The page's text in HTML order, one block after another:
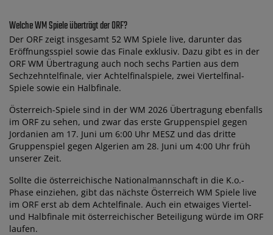
Welche WM Spiele überträgt der ORF?
Der ORF zeigt insgesamt 52 WM Spiele live, darunter das
Eröffnungsspiel sowie das Finale exklusiv. Dazu gibt es in der
ORF WM Übertragung auch noch sechs Partien aus dem
Sechzehntelfinale, vier Achtelfinalspiele, zwei Viertelfinal-
Spiele sowie ein Halbfinale.
Österreich-Spiele sind in der WM 2026 Übertragung ebenfalls
im ORF zu sehen, und zwar das erste Gruppenspiel gegen
Jordanien am 17. Juni um 6:00 Uhr MESZ und das dritte
Gruppenspiel gegen Algerien am 28. Juni um 4:00 Uhr früh
unserer Zeit.
Sollte die österreichische Nationalmannschaft in die K.o.-
Phase einziehen, gibt das nächste Österreich WM Spiele live
im ORF erst ab dem Achtelfinale. Auch ein etwaiges Viertel-
und Halbfinale mit österreichischer Beteiligung würde im ORF
laufen.